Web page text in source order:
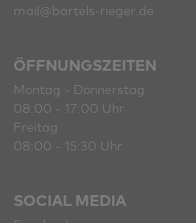
mail@bartels-rieger.de
ÖFFNUNGSZEITEN
Montag - Donnerstag
08:00 - 17:00 Uhr
Freitag
08:00 - 15:30 Uhr
SOCIAL MEDIA